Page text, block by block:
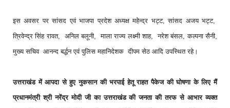
इस अवसर पर सांसद एवं भाजपा प्रदेश अध्यक्ष महेन्द्र भट्ट, सांसद अजय भट्ट,
त्रिवेन्द्र सिंह रावत, अनिल बलूनी, माला राज्य लक्ष्मी शाह, नरेश बंसल, कल्पना सैनी,
मुख्य सचिव आनन्द बर्द्धन एवं पुलिस महानिदेशक दीपम सेठ आदि उपस्थित रहे।
उत्तराखंड में आपदा से हुए नुकसान की भरपाई हेतू राहत पैकेज की घोषणा के लिए मैं
प्रधानमंत्री श्री नरेंद्र मोदी जी का उत्तराखंड की जनता की तरफ से आभार व्यक्त